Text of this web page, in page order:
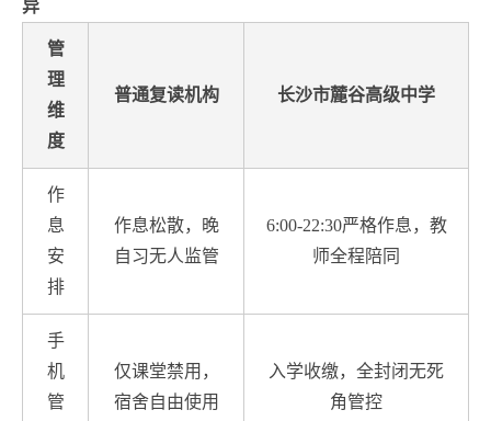
异
管
理
维
度
普通复读机构 长沙市麓谷高级中学
作
息
安
排
作息松散，晚
自习无人监管
6:00-22:30严格作息，教
师全程陪同
手
机
管
仅课堂禁用，
宿舍自由使用
入学收缴，全封闭无死
角管控